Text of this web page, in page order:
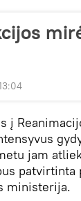
į
jam
patvirtinta
ministerija.